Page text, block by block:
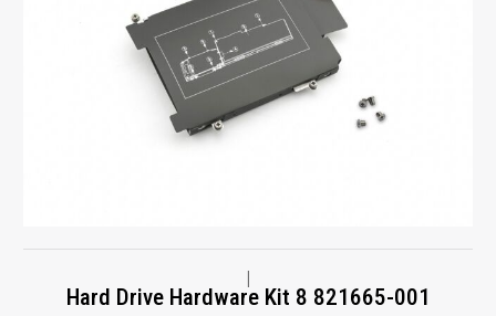
Hard Drive Hardware Kit 8 821665-001